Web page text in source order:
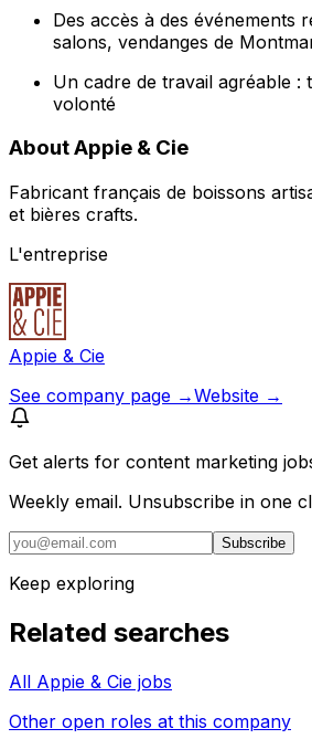
Des accès à des événements
salons, vendanges de
Un cadre de travail agréable :
volonté
About Appie & Cie
Fabricant français de boissons
et bières crafts.
L'entreprise
Appie & Cie
See company page →Website →
Get alerts for content marketing
Weekly email. Unsubscribe in one
Subscribe
Keep exploring
Related searches
All Appie & Cie jobs
Other open roles at this company